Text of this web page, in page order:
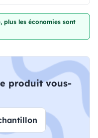
plus les économies sont
produit vous-